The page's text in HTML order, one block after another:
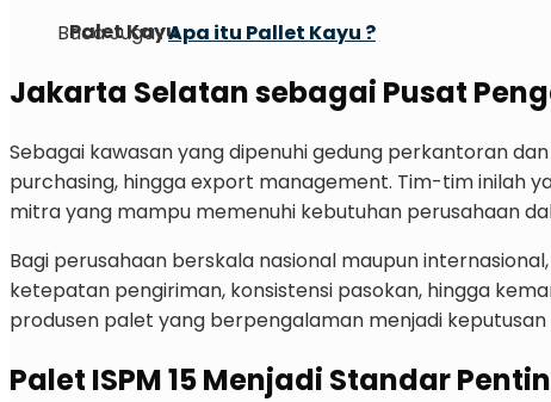
Palet Kayu
Baca Juga :Apa itu Pallet Kayu ?
Jakarta Selatan sebagai Pusat
Sebagai kawasan yang dipenuhi gedung perkantoran
purchasing, hingga export management. Tim-tim inilah
mitra yang mampu memenuhi kebutuhan perusahaan
Bagi perusahaan berskala nasional maupun
ketepatan pengiriman, konsistensi pasokan, hingga
produsen palet yang berpengalaman menjadi
Palet ISPM 15 Menjadi Standar